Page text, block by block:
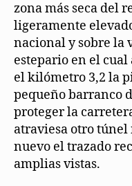
zona más seca del
ligeramente
nacional y sobre la
estepario en el cual
el kilómetro 3,2 la
pequeño barranco
proteger la
atraviesa otro túnel
nuevo el trazado
amplias vistas.